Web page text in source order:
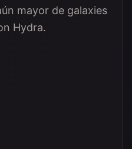
mayor de galaxies
Hydra.